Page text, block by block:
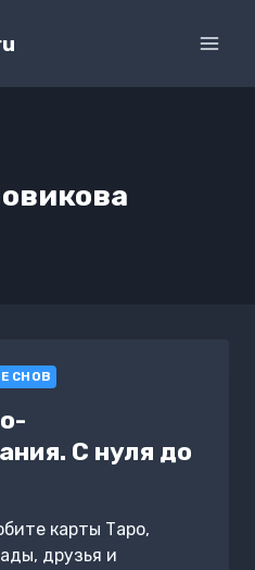
СНОВ
С нуля до
карты Таро,
друзья и